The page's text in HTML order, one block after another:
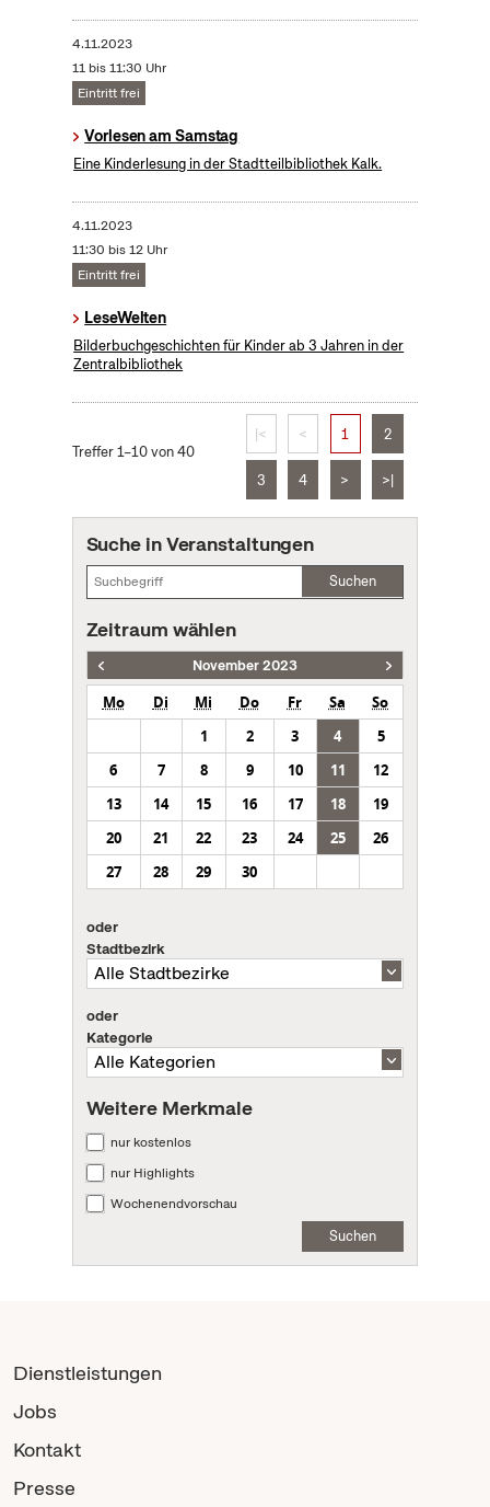
4.11.2023
11 bis 11:30 Uhr
Eintritt frei
Vorlesen am Samstag
Eine Kinderlesung in der Stadtteilbibliothek Kalk.
4.11.2023
11:30 bis 12 Uhr
Eintritt frei
LeseWelten
Bilderbuchgeschichten für Kinder ab 3 Jahren in der
Zentralbibliothek
Treffer 1–10 von 40
|< < 1 2
3 4 > >|
Suche in Veranstaltungen
Suchen
Zeitraum wählen
November 2023
Mo Di Mi Do Fr Sa
So
1
2 3 4
5
6
7 8 9 10 11
12
13
14 15 16 17 18
19
20
21 22 23 24 25
26
27
28 29 30
oder
Stadtbezirk
oder
Kategorie
Weitere Merkmale
nur kostenlos
nur Highlights
Wochenendvorschau
Suchen
Dienstleistungen
Jobs
Kontakt
Presse